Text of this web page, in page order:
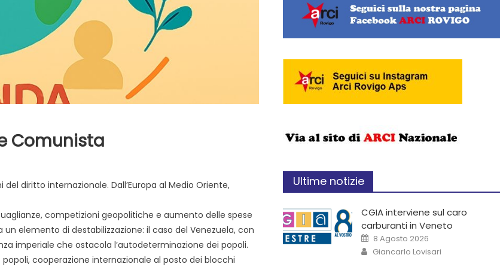
Comunista
diritto internazionale. Dall’Europa al Medio Oriente,
competizioni geopolitiche e aumento delle spese
elemento di destabilizzazione: il caso del Venezuela, con
imperiale che ostacola l’autodeterminazione dei popoli.
cooperazione internazionale al posto dei blocchi
Ultime notizie
CGIA interviene sul caro
carburanti in Veneto
8 Agosto 2026
Giancarlo Lovisari